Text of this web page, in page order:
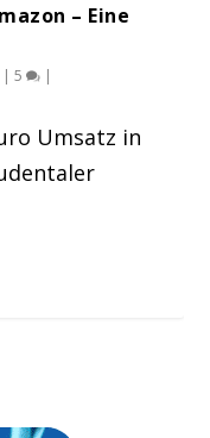
– Eine
|5 |
Umsatz in